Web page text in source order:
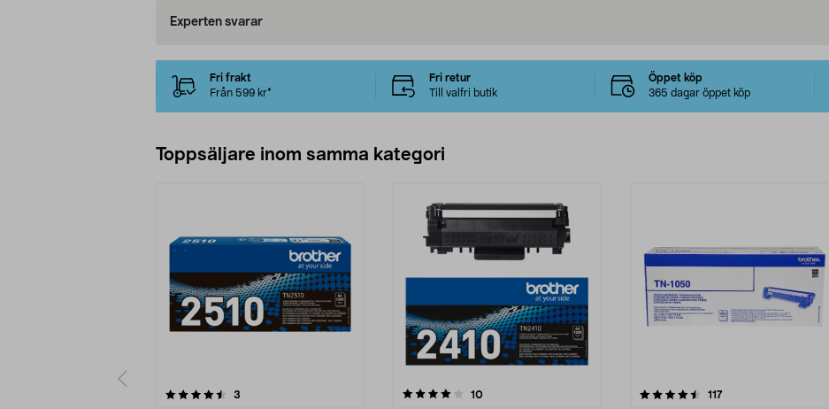
Experten svarar
Fri frakt
Från 599 kr*
Fri retur
Till valfri butik
Öppet köp
365 dagar öppet köp
Toppsäljare inom samma kategori
3
4.0 av 5 stjärnor 10recensioner
4.5 av 5 stjärnor 117recensioner
5.0 av 5 stjärnor